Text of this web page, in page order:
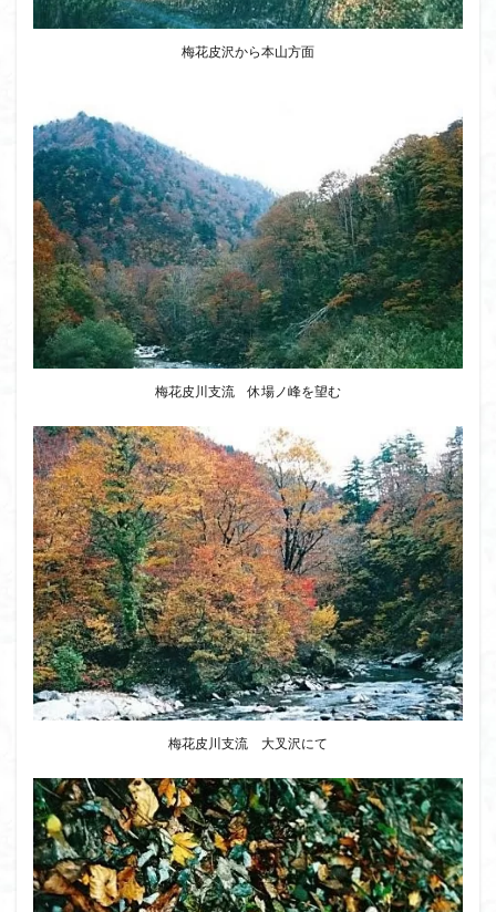
梅花皮沢から本山方面
梅花皮川支流 休場ノ峰を望む
梅花皮川支流 大叉沢にて